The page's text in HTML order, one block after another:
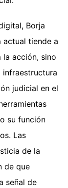
Borja
actual tiende a
la acción, sino
infraestructura
judicial en el
su función
Las
de la
de que
señal de